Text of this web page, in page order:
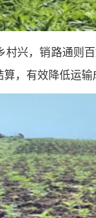
村兴，销路通则
算，有效降低运